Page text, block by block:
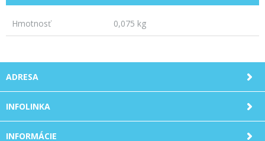
Hmotnosť 0,075 kg
ADRESA
INFOLINKA
INFORMÁCIE